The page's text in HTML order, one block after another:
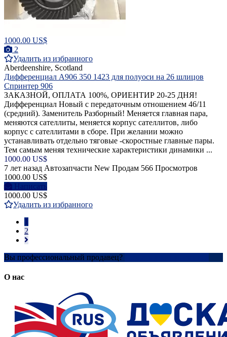
1000.00 US$
2
Удалить из избранного
Aberdeenshire, Scotland
Дифференциал A906 350 1423 для полуоси на 26 шлицов
Cпринтер 906
ЗАКАЗНОЙ, ОПЛАТА 100%, ОРИЕНТИР 20-25 ДНЯ!
Дифференциал Новый с передаточным отношением 46/11
(средний). Заменитель Разборный! Меняется главная пара,
меняются сателлиты, меняется корпус сателлитов, либо
корпус с сателлитами в сборе. При желании можно
устанавливать отдельно тяговые -скоростные главные пары.
Тем самым меняя технические характеристики динамики ...
1000.00 US$
7 лет назад Автозапчасти New Продам 566 Просмотров
1000.00 US$
Написать
1000.00 US$
Удалить из избранного
2
Вы профессиональный продавец?
О нас